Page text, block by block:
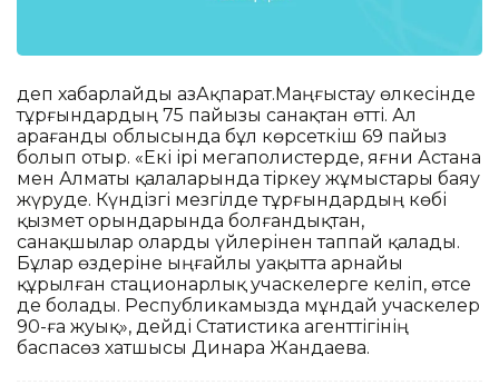
деп хабарлайды ҚазАқпарат.Маңғыстау өлкесінде
тұрғындардың 75 пайызы санақтан өтті. Ал
Қарағанды облысында бұл көрсеткіш 69 пайыз
болып отыр. «Екі ірі мегаполистерде, яғни Астана
мен Алматы қалаларында тіркеу жұмыстары баяу
жүруде. Күндізгі мезгілде тұрғындардың көбі
қызмет орындарында болғандықтан,
санақшылар оларды үйлерінен таппай қалады.
Бұлар өздеріне ыңғайлы уақытта арнайы
құрылған стационарлық учаскелерге келіп, өтсе
де болады. Республикамызда мұндай учаскелер
90-ға жуық», дейді Статистика агенттігінің
баспасөз хатшысы Динара Жандаева.